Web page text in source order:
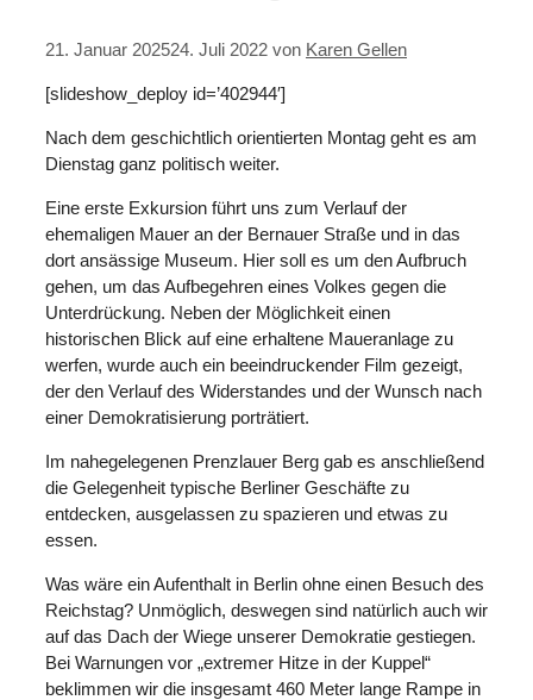
21. Januar 202524. Juli 2022 von Karen Gellen
[slideshow_deploy id=’402944′]
Nach dem geschichtlich orientierten Montag geht es am
Dienstag ganz politisch weiter.
Eine erste Exkursion führt uns zum Verlauf der
ehemaligen Mauer an der Bernauer Straße und in das
dort ansässige Museum. Hier soll es um den Aufbruch
gehen, um das Aufbegehren eines Volkes gegen die
Unterdrückung. Neben der Möglichkeit einen
historischen Blick auf eine erhaltene Maueranlage zu
werfen, wurde auch ein beeindruckender Film gezeigt,
der den Verlauf des Widerstandes und der Wunsch nach
einer Demokratisierung porträtiert.
Im nahegelegenen Prenzlauer Berg gab es anschließend
die Gelegenheit typische Berliner Geschäfte zu
entdecken, ausgelassen zu spazieren und etwas zu
essen.
Was wäre ein Aufenthalt in Berlin ohne einen Besuch des
Reichstag? Unmöglich, deswegen sind natürlich auch wir
auf das Dach der Wiege unserer Demokratie gestiegen.
Bei Warnungen vor „extremer Hitze in der Kuppel“
beklimmen wir die insgesamt 460 Meter lange Rampe in